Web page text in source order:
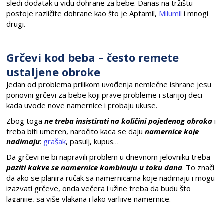
sledi dodatak u vidu dohrane za bebe. Danas na tržištu
postoje različite dohrane kao što je Aptamil, Milumil i mnogi
drugi.
Grčevi kod beba – često remete
ustaljene obroke
Jedan od problema prilikom uvođenja nemlečne ishrane jesu
ponovni grčevi za bebe koji prave probleme i starijoj deci
kada uvode nove namernice i probaju ukuse.
Zbog togane treba insistirati na količini pojedenog obroka i
treba biti umeren, naročito kada se dajunamernice koje
nadimaju: grašak, pasulj, kupus…
Da grčevi ne bi napravili problem u dnevnom jelovniku treba
paziti kakve se namernice kombinuju u toku dana. To znači
da ako se planira ručak sa namernicama koje nadimaju i mogu
izazvati grčeve, onda večera i užine treba da budu što
laganije, sa više vlakana i lako varljive namernice.